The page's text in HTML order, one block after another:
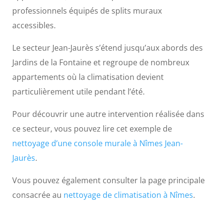
professionnels équipés de splits muraux
accessibles.
Le secteur Jean-Jaurès s’étend jusqu’aux abords des
Jardins de la Fontaine et regroupe de nombreux
appartements où la climatisation devient
particulièrement utile pendant l’été.
Pour découvrir une autre intervention réalisée dans
ce secteur, vous pouvez lire cet exemple de
nettoyage d’une console murale à Nîmes Jean-
Jaurès.
Vous pouvez également consulter la page principale
consacrée au nettoyage de climatisation à Nîmes.